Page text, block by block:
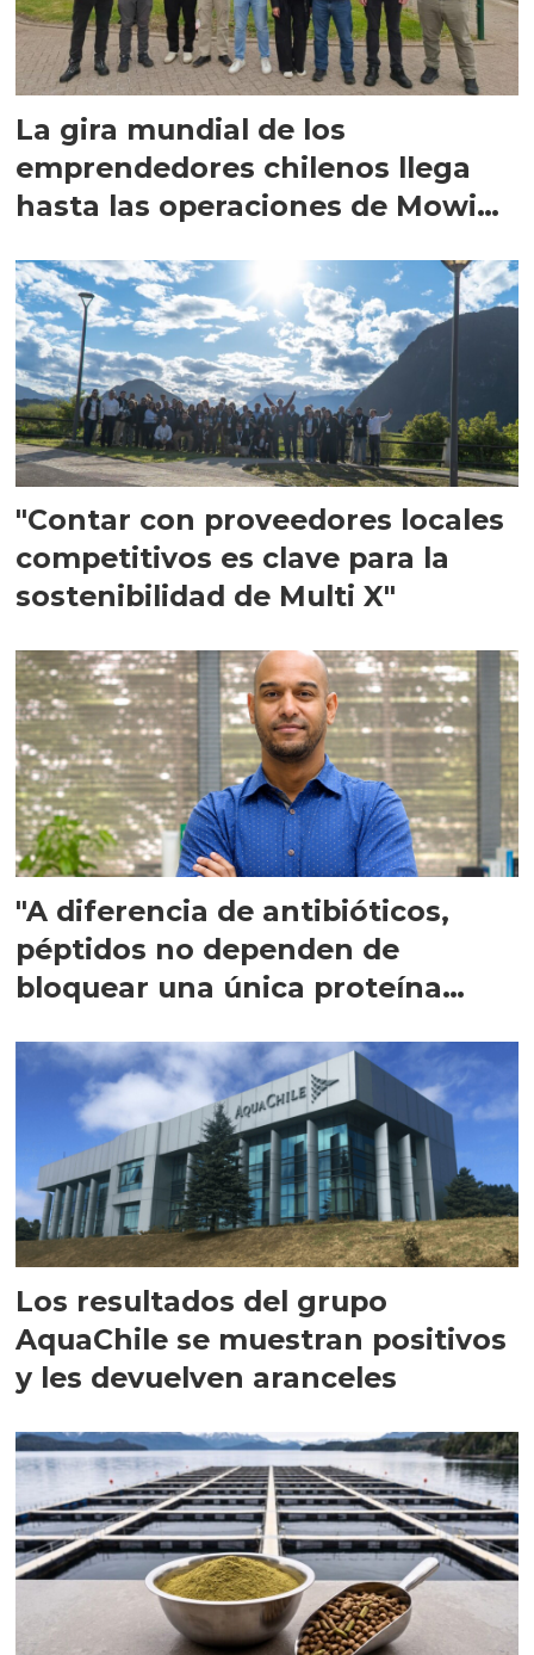
La gira mundial de los
emprendedores chilenos llega
hasta las operaciones de Mowi
"Contar con proveedores locales
competitivos es clave para la
sostenibilidad de Multi X"
"A diferencia de antibióticos,
péptidos no dependen de
bloquear una única proteína
Los resultados del grupo
AquaChile se muestran positivos
y les devuelven aranceles